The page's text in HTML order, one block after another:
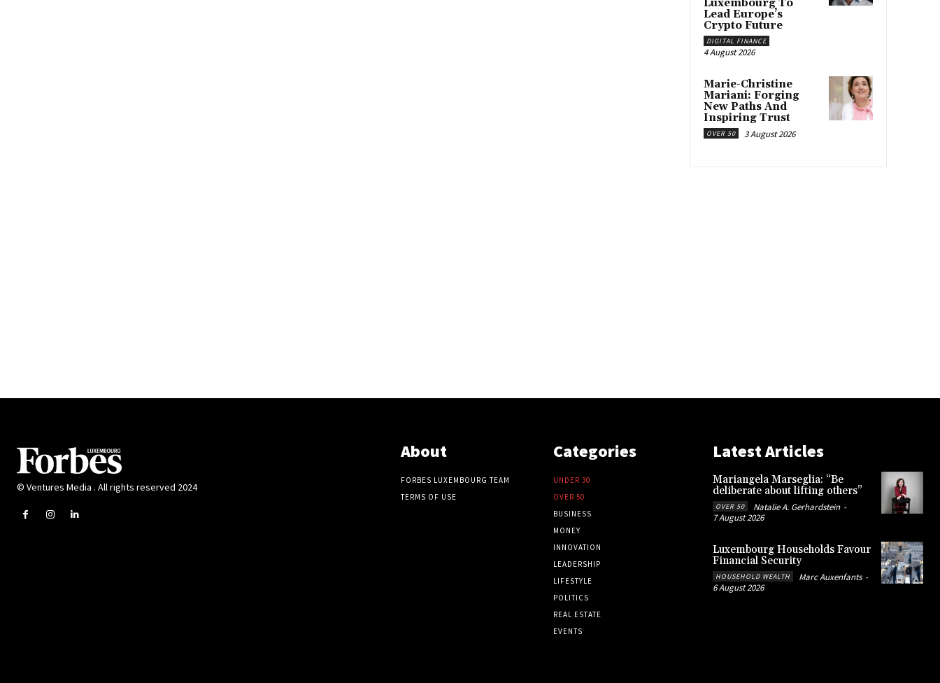
Luxembourg To
Lead Europe’s
Crypto Future
DIGITAL FINANCE
4 August 2026
Marie-Christine
Mariani: Forging
New Paths And
Inspiring Trust
OVER 50 3 August 2026
© Ventures Media . All rights reserved 2024
About
FORBES LUXEMBOURG TEAM
TERMS OF USE
Categories
UNDER 30
OVER 50
BUSINESS
MONEY
INNOVATION
LEADERSHIP
LIFESTYLE
POLITICS
REAL ESTATE
EVENTS
Latest Articles
Mariangela Marseglia: “Be
deliberate about lifting others”
OVER 50 Natalie A. Gerhardstein -
7 August 2026
Luxembourg Households Favour
Financial Security
HOUSEHOLD WEALTH Marc Auxenfants -
6 August 2026